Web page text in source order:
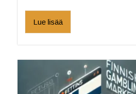
Lue lisää